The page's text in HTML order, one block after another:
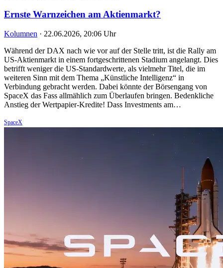
Ernste Warnzeichen am Aktienmarkt?
Kolumnen · 22.06.2026, 20:06 Uhr
Während der DAX nach wie vor auf der Stelle tritt, ist die Rally am
US-Aktienmarkt in einem fortgeschrittenen Stadium angelangt. Dies
betrifft weniger die US-Standardwerte, als vielmehr Titel, die im
weiteren Sinn mit dem Thema „Künstliche Intelligenz“ in
Verbindung gebracht werden. Dabei könnte der Börsengang von
SpaceX das Fass allmählich zum Überlaufen bringen. Bedenkliche
Anstieg der Wertpapier-Kredite! Dass Investments am…
SpaceX